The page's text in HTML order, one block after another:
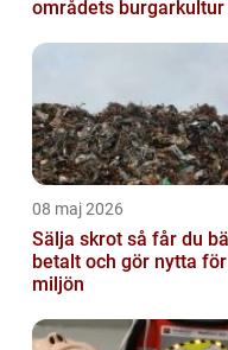
områdets burgarkultur
08 maj 2026
Sälja skrot så får du bäst
betalt och gör nytta för
miljön